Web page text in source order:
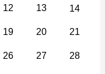
12 13 14
19 20 21
26 27 28